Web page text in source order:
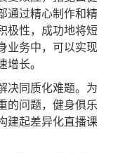
通过精心制作和精
极性，成功地将短
业务中，可以实现
长。
同质化难题。为
的问题，健身俱乐
建起差异化直播课